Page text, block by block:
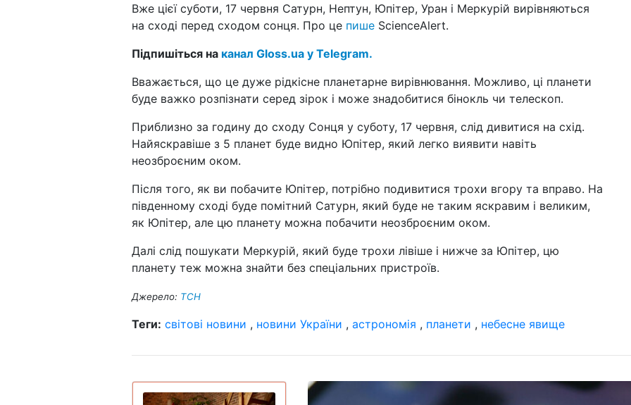
Вже цієї суботи, 17 червня Сатурн, Нептун, Юпітер, Уран і Меркурій вирівняються
на сході перед сходом сонця. Про це пише ScienceAlert.
Підпишіться на канал Gloss.ua у Telegram.
Вважається, що це дуже рідкісне планетарне вирівнювання. Можливо, ці планети
буде важко розпізнати серед зірок і може знадобитися бінокль чи телескоп.
Приблизно за годину до сходу Сонця у суботу, 17 червня, слід дивитися на схід.
Найяскравіше з 5 планет буде видно Юпітер, який легко виявити навіть
неозброєним оком.
Після того, як ви побачите Юпітер, потрібно подивитися трохи вгору та вправо. На
південному сході буде помітний Сатурн, який буде не таким яскравим і великим,
як Юпітер, але цю планету можна побачити неозброєним оком.
Далі слід пошукати Меркурій, який буде трохи лівіше і нижче за Юпітер, цю
планету теж можна знайти без спеціальних пристроїв.
Джерело: ТСН
Теги: світові новини , новини України , астрономія , планети , небесне явище